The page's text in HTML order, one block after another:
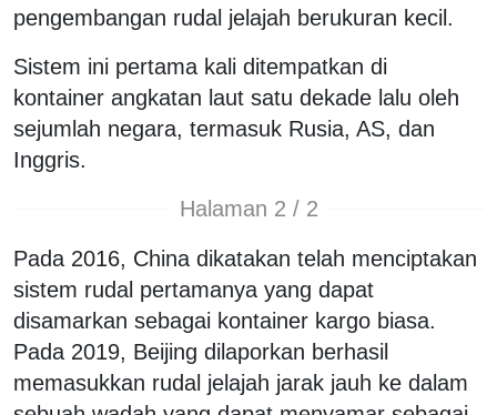
pengembangan rudal jelajah berukuran kecil.
Sistem ini pertama kali ditempatkan di
kontainer angkatan laut satu dekade lalu oleh
sejumlah negara, termasuk Rusia, AS, dan
Inggris.
Halaman 2 / 2
Pada 2016, China dikatakan telah menciptakan
sistem rudal pertamanya yang dapat
disamarkan sebagai kontainer kargo biasa.
Pada 2019, Beijing dilaporkan berhasil
memasukkan rudal jelajah jarak jauh ke dalam